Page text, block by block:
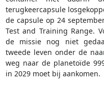
terugkeercapsule
de capsule op 24
Test and Training Range.
de missie nog niet
tweede leven onder de
weg naar de planetoïde
in 2029 moet bij aankomen.